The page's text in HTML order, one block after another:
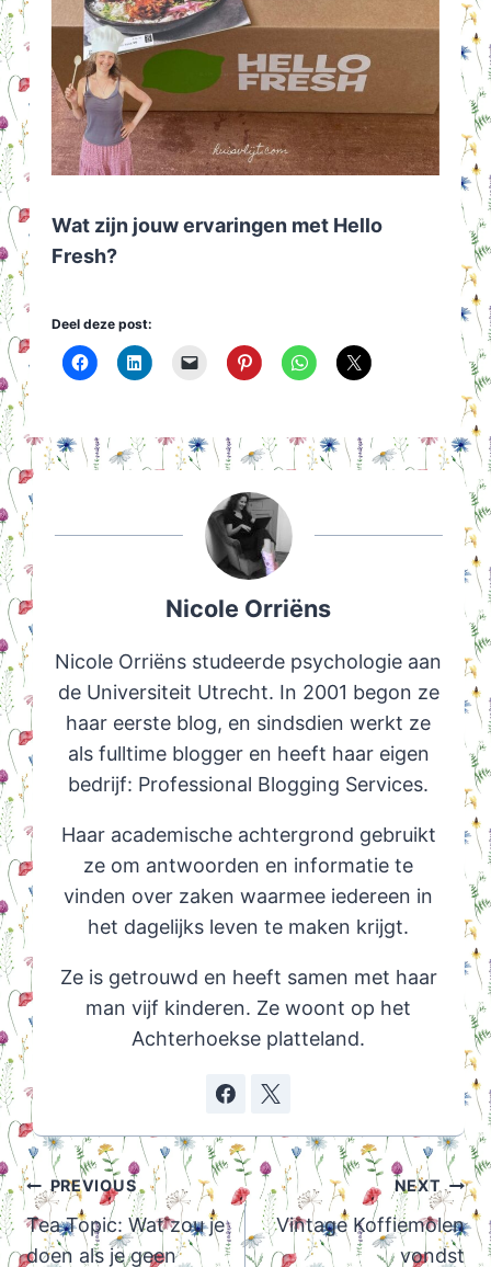
Wat zijn jouw ervaringen met Hello
Fresh?
Deel deze post:
Nicole Orriëns
Nicole Orriëns studeerde psychologie aan
de Universiteit Utrecht. In 2001 begon ze
haar eerste blog, en sindsdien werkt ze
als fulltime blogger en heeft haar eigen
bedrijf: Professional Blogging Services.
Haar academische achtergrond gebruikt
ze om antwoorden en informatie te
vinden over zaken waarmee iedereen in
het dagelijks leven te maken krijgt.
Ze is getrouwd en heeft samen met haar
man vijf kinderen. Ze woont op het
Achterhoekse platteland.
Post
navigation
PREVIOUS
Tea Topic: Wat zou je
doen als je geen
NEXT
Vintage Koffiemolen
vondst